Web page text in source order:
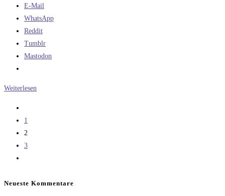
E-Mail
WhatsApp
Reddit
Tumblr
Mastodon
Weiterlesen
vorherigen
Seite
1
2
3
Seite
Neueste Kommentare